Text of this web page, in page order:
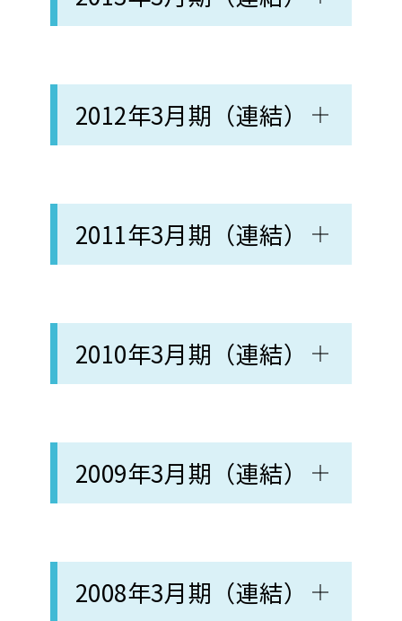
2012年3月期（連結）
2011年3月期（連結）
2010年3月期（連結）
2009年3月期（連結）
2008年3月期（連結）